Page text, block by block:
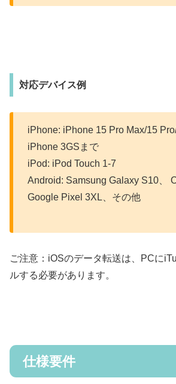
対応デバイス例
iPhone: iPhone 15 Pro Max/15
iPhone 3GSまで
iPod: iPod Touch 1-7
Android: Samsung Galaxy S10、
Google Pixel 3XL、その他
ご注意：iOSのデータ転送は、PCに
ルする必要があります。
仕様要件